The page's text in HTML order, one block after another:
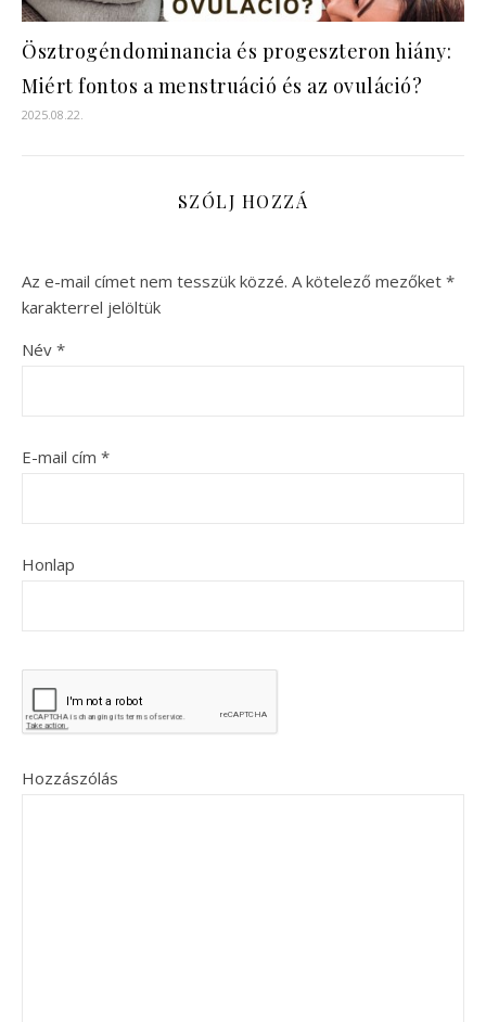
Ösztrogéndominancia és progeszteron hiány:
Miért fontos a menstruáció és az ovuláció?
2025.08.22.
SZÓLJ HOZZÁ
Az e-mail címet nem tesszük közzé. A kötelező mezőket *
karakterrel jelöltük
Név *
E-mail cím *
Honlap
Hozzászólás